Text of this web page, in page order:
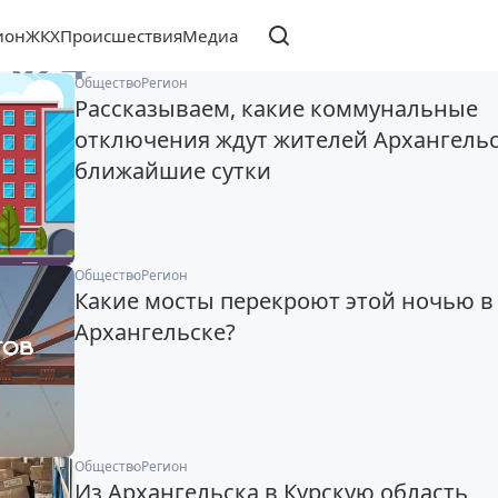
ЖКХПроисшествияМедиа
ОбществоРегион
Рассказываем, какие коммунальные
отключения ждут жителей
ближайшие сутки
ОбществоРегион
Какие мосты перекроют этой ночью в
Архангельске?
ОбществоРегион
Из Архангельска в Курскую область